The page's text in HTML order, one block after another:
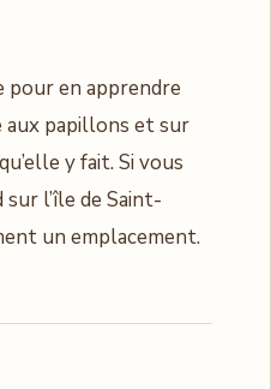
pour en apprendre
aux papillons et sur
y fait. Si vous
l’île de Saint-
un emplacement.